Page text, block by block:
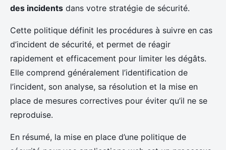
des incidents dans votre stratégie de sécurité.
Cette politique définit les procédures à suivre en cas
d’incident de sécurité, et permet de réagir
rapidement et efficacement pour limiter les dégâts.
Elle comprend généralement l’identification de
l’incident, son analyse, sa résolution et la mise en
place de mesures correctives pour éviter qu’il ne se
reproduise.
En résumé, la mise en place d’une politique de